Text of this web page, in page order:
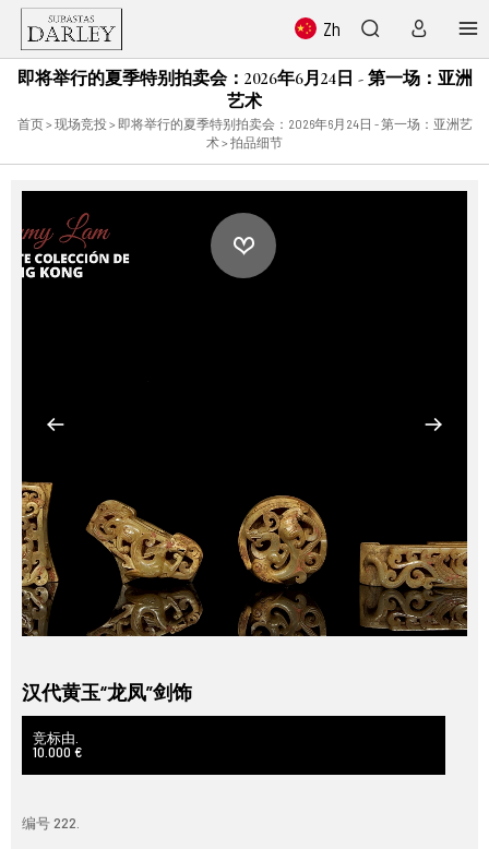
Zh
即将举行的夏季特别拍卖会：2026年6月24日 - 第一场：亚洲
艺术
首页> 现场竞投 > 即将举行的夏季特别拍卖会：2026年6月24日 - 第一场：亚洲艺
术> 拍品细节
汉代黄玉“龙凤”剑饰
竞标由.
10.000 €
编号 222.